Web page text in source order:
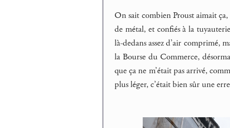
On sait combien Proust aimait ça,
de métal, et confiés à la
là-dedans assez d’air comprimé,
la Bourse du Commerce,
que ça ne m’était pas arrivé,
plus léger, c’était bien sûr une